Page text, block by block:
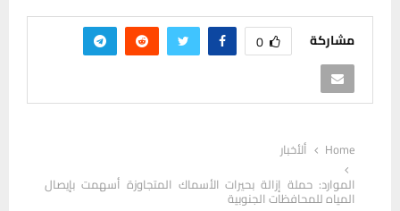
مشاركة 0
Home
ألأخبار
الموارد: حملة إزالة بحيرات الأسماك المتجاوزة أسهمت بإيصال
المياه للمحافظات الجنوبية